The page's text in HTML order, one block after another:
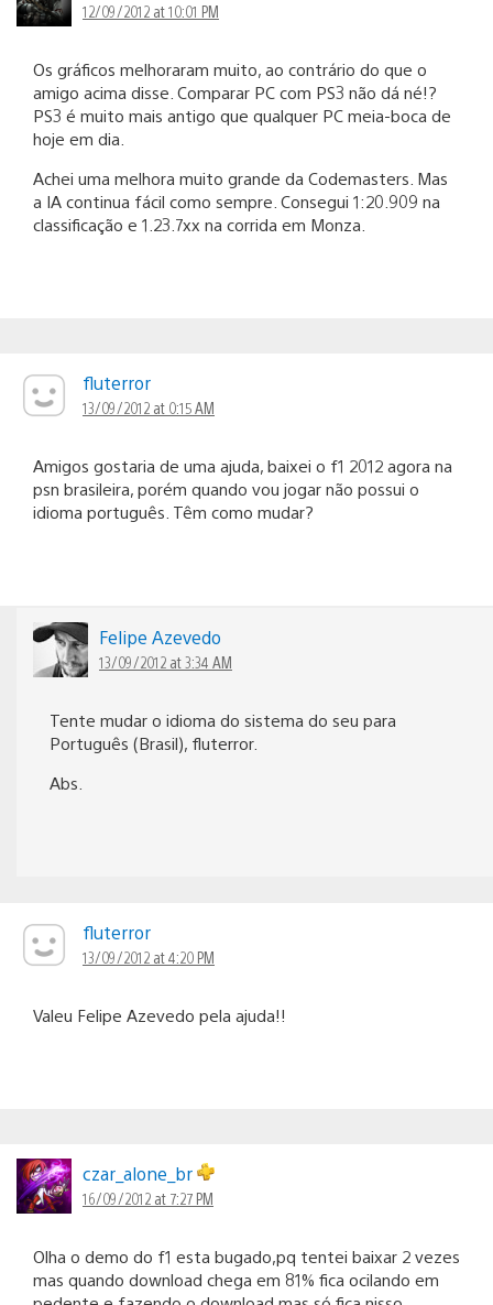
12/09/2012 at 10:01 PM
Os gráficos melhoraram muito, ao contrário do que o
amigo acima disse. Comparar PC com PS3 não dá né!?
PS3 é muito mais antigo que qualquer PC meia-boca de
hoje em dia.
Achei uma melhora muito grande da Codemasters. Mas
a IA continua fácil como sempre. Consegui 1:20.909 na
classificação e 1.23.7xx na corrida em Monza.
fluterror
13/09/2012 at 0:15 AM
Amigos gostaria de uma ajuda, baixei o f1 2012 agora na
psn brasileira, porém quando vou jogar não possui o
idioma português. Têm como mudar?
Felipe Azevedo
13/09/2012 at 3:34 AM
Tente mudar o idioma do sistema do seu para
Português (Brasil), fluterror.
Abs.
fluterror
13/09/2012 at 4:20 PM
Valeu Felipe Azevedo pela ajuda!!
czar_alone_br
16/09/2012 at 7:27 PM
Olha o demo do f1 esta bugado,pq tentei baixar 2 vezes
mas quando download chega em 81% fica ocilando em